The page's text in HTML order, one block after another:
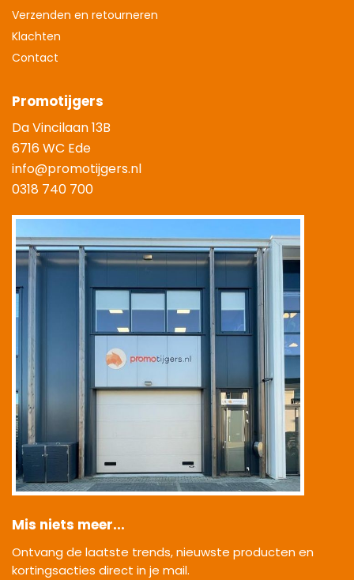
Verzenden en retourneren
Klachten
Contact
Promotijgers
Da Vincilaan 13B
6716 WC Ede
info@promotijgers.nl
0318 740 700
Mis niets meer...
Ontvang de laatste trends, nieuwste producten en
kortingsacties direct in je mail.